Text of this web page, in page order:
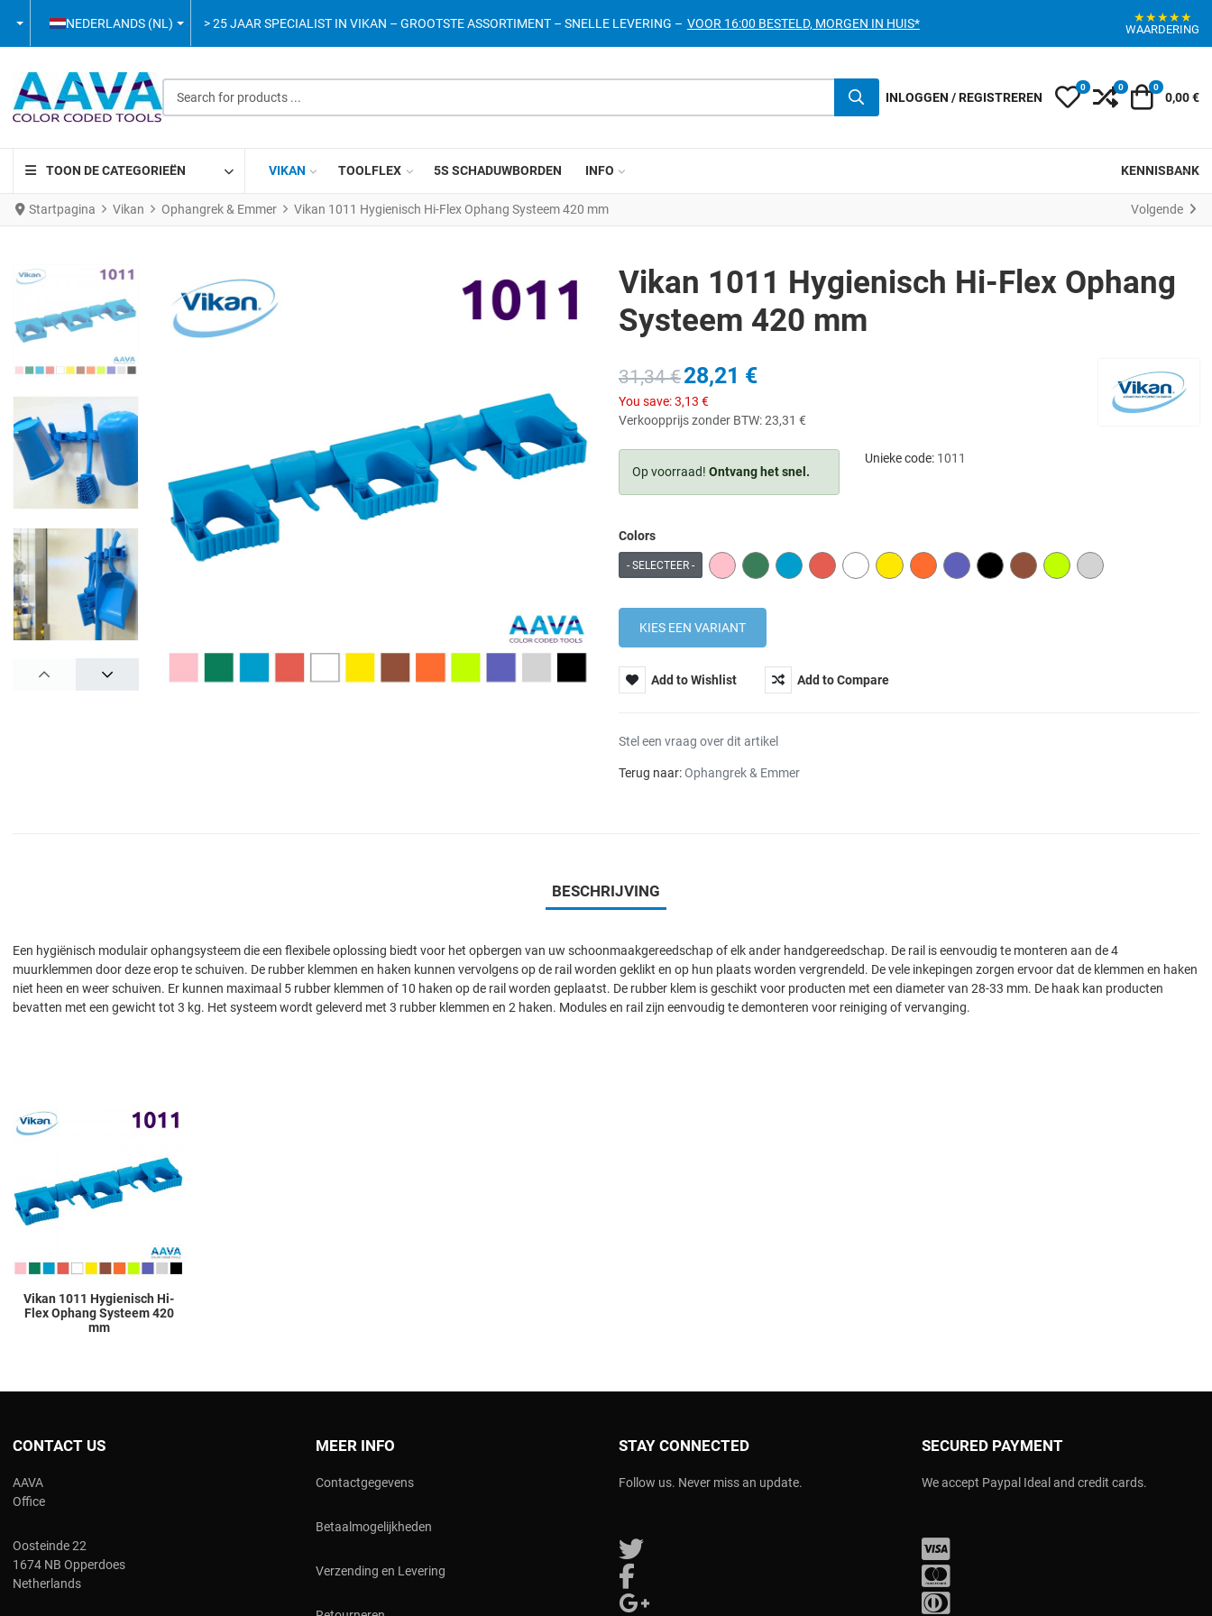
SELECTEER DE TAAL
NEDERLANDS (NL) > 25 JAAR SPECIALIST IN VIKAN – GROOTSTE ASSORTIMENT – SNELLE LEVERING – VOOR 16:00 BESTELD, MORGEN IN HUIS* ★★★★★
WAARDERING
INLOGGEN / REGISTREREN My Wishlist
0 Compare
0 0
0,00 €
TOON DE CATEGORIEËN VIKAN TOOLFLEX 5S SCHADUWBORDEN INFO KENNISBANK
Startpagina Vikan Ophangrek & Emmer Vikan 1011 Hygienisch Hi-Flex Ophang Systeem 420 mm Volgende
PREV NEXT
Vikan 1011 Hygienisch Hi-Flex Ophang
Systeem 420 mm
31,34 €28,21 €
You save:3,13 €
Verkoopprijs zonder BTW:23,31 €
Op voorraad! Ontvang het snel.
Unieke code: 1011
Colors
- SELECTEER - PINK GREEN BLUE RED WHITE YELLOW ORANGE PURPLE BLACK BROWN LIME GREY
Add to Wishlist Add to Compare
Stel een vraag over dit artikel
Terug naar:Ophangrek & Emmer
BESCHRIJVING
Een hygiënisch modulair ophangsysteem die een flexibele oplossing biedt voor het opbergen van uw schoonmaakgereedschap of elk ander handgereedschap. De rail is eenvoudig te monteren aan de 4
muurklemmen door deze erop te schuiven. De rubber klemmen en haken kunnen vervolgens op de rail worden geklikt en op hun plaats worden vergrendeld. De vele inkepingen zorgen ervoor dat de klemmen en haken
niet heen en weer schuiven. Er kunnen maximaal 5 rubber klemmen of 10 haken op de rail worden geplaatst. De rubber klem is geschikt voor producten met een diameter van 28-33 mm. De haak kan producten
bevatten met een gewicht tot 3 kg. Het systeem wordt geleverd met 3 rubber klemmen en 2 haken. Modules en rail zijn eenvoudig te demonteren voor reiniging of vervanging.
Vikan 1011 Hygienisch Hi-
Flex Ophang Systeem 420
mm
CONTACT US
AAVA
Office
Oosteinde 22
1674 NB Opperdoes
Netherlands
MEER INFO
Contactgegevens
Betaalmogelijkheden
Verzending en Levering
STAY CONNECTED
Follow us. Never miss an update.
Follow us on Twitter
SECURED PAYMENT
We accept Paypal Ideal and credit cards.
Visa
Mastercard
Diners Club